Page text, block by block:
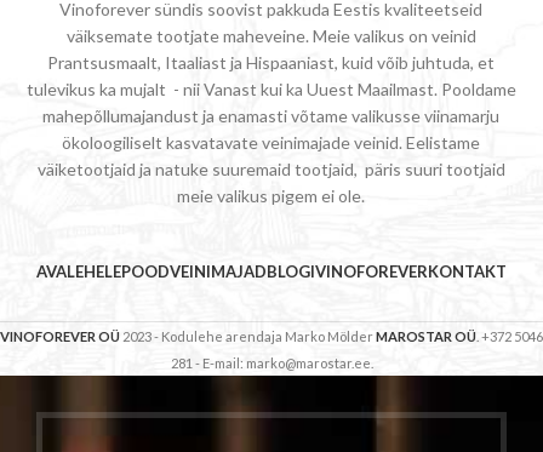
Vinoforever sündis soovist pakkuda Eestis kvaliteetseid
väiksemate tootjate maheveine. Meie valikus on veinid
Prantsusmaalt, Itaaliast ja Hispaaniast, kuid võib juhtuda, et
tulevikus ka mujalt - nii Vanast kui ka Uuest Maailmast. Pooldame
mahepõllumajandust ja enamasti võtame valikusse viinamarju
ökoloogiliselt kasvatavate veinimajade veinid. Eelistame
väiketootjaid ja natuke suuremaid tootjaid, päris suuri tootjaid
meie valikus pigem ei ole.
AVALEHELEPOODVEINIMAJADBLOGIVINOFOREVERKONTAKT
VINOFOREVER OÜ 2023 - Kodulehe arendaja Marko MölderMAROSTAR OÜ . +372 5046
281 - E-mail: marko@marostar.ee.